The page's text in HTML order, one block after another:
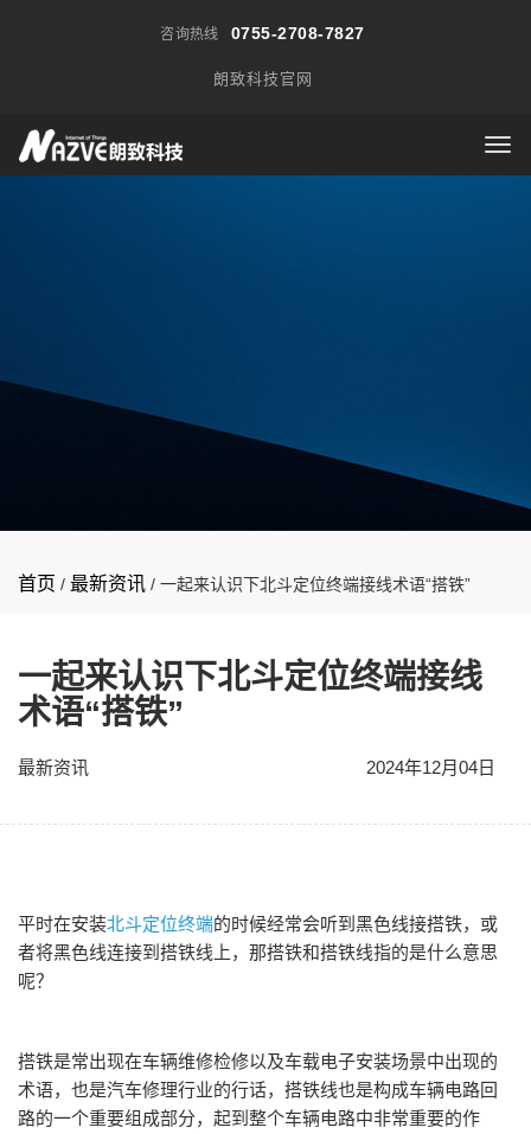
咨询热线 0755-2708-7827
朗致科技官网
首页 / 最新资讯 / 一起来认识下北斗定位终端接线术语“搭铁”
一起来认识下北斗定位终端接线
术语“搭铁”
最新资讯 2024年12月04日
平时在安装北斗定位终端的时候经常会听到黑色线接搭铁，或
者将黑色线连接到搭铁线上，那搭铁和搭铁线指的是什么意思
呢？
搭铁是常出现在车辆维修检修以及车载电子安装场景中出现的
术语，也是汽车修理行业的行话，搭铁线也是构成车辆电路回
路的一个重要组成部分，起到整个车辆电路中非常重要的作